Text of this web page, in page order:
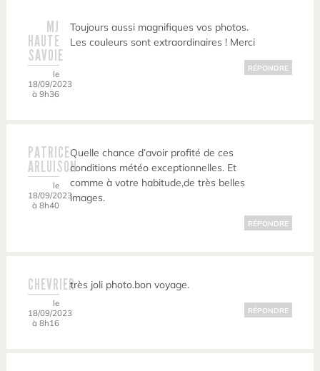
MJ
HAUTE
SAVOIE
le
18/09/2023
à 9h36
Toujours aussi magnifiques vos photos.
Les couleurs sont extraordinaires ! Merci
RÉPONDRE
PATRICE
ARLUISON
le
18/09/2023
à 8h40
Quelle chance d’avoir profité de ces
conditions météo exceptionnelles. Et
comme à votre habitude,de très belles
images.
RÉPONDRE
CHEVRIER
le
18/09/2023
à 8h16
très joli photo.bon voyage.
RÉPONDRE